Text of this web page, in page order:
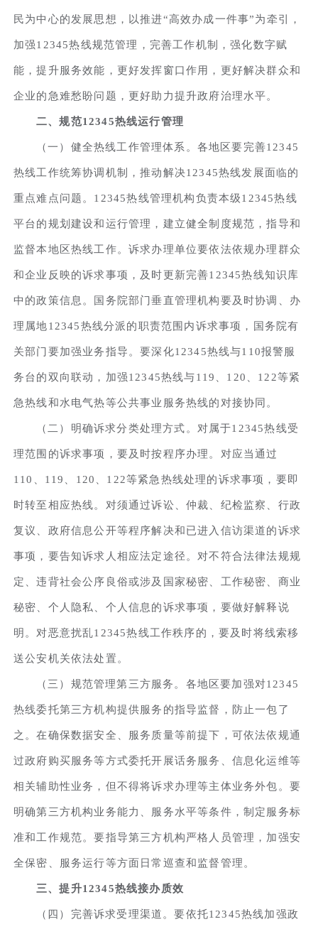
民为中心的发展思想，以推进“高效办成一件事”为牵引，
加强12345热线规范管理，完善工作机制，强化数字赋
能，提升服务效能，更好发挥窗口作用，更好解决群众和
企业的急难愁盼问题，更好助力提升政府治理水平。
二、规范12345热线运行管理
（一）健全热线工作管理体系。各地区要完善12345
热线工作统筹协调机制，推动解决12345热线发展面临的
重点难点问题。12345热线管理机构负责本级12345热线
平台的规划建设和运行管理，建立健全制度规范，指导和
监督本地区热线工作。诉求办理单位要依法依规办理群众
和企业反映的诉求事项，及时更新完善12345热线知识库
中的政策信息。国务院部门垂直管理机构要及时协调、办
理属地12345热线分派的职责范围内诉求事项，国务院有
关部门要加强业务指导。要深化12345热线与110报警服
务台的双向联动，加强12345热线与119、120、122等紧
急热线和水电气热等公共事业服务热线的对接协同。
（二）明确诉求分类处理方式。对属于12345热线受
理范围的诉求事项，要及时按程序办理。对应当通过
110、119、120、122等紧急热线处理的诉求事项，要即
时转至相应热线。对须通过诉讼、仲裁、纪检监察、行政
复议、政府信息公开等程序解决和已进入信访渠道的诉求
事项，要告知诉求人相应法定途径。对不符合法律法规规
定、违背社会公序良俗或涉及国家秘密、工作秘密、商业
秘密、个人隐私、个人信息的诉求事项，要做好解释说
明。对恶意扰乱12345热线工作秩序的，要及时将线索移
送公安机关依法处置。
（三）规范管理第三方服务。各地区要加强对12345
热线委托第三方机构提供服务的指导监督，防止一包了
之。在确保数据安全、服务质量等前提下，可依法依规通
过政府购买服务等方式委托开展话务服务、信息化运维等
相关辅助性业务，但不得将诉求办理等主体业务外包。要
明确第三方机构业务能力、服务水平等条件，制定服务标
准和工作规范。要指导第三方机构严格人员管理，加强安
全保密、服务运行等方面日常巡查和监督管理。
三、提升12345热线接办质效
（四）完善诉求受理渠道。要依托12345热线加强政